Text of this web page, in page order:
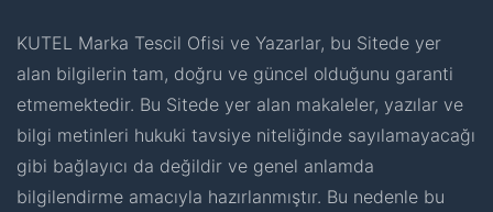
KUTEL Marka Tescil Ofisi ve Yazarlar, bu Sitede yer
alan bilgilerin tam, doğru ve güncel olduğunu garanti
etmemektedir. Bu Sitede yer alan makaleler, yazılar ve
bilgi metinleri hukuki tavsiye niteliğinde sayılamayacağı
gibi bağlayıcı da değildir ve genel anlamda
bilgilendirme amacıyla hazırlanmıştır. Bu nedenle bu